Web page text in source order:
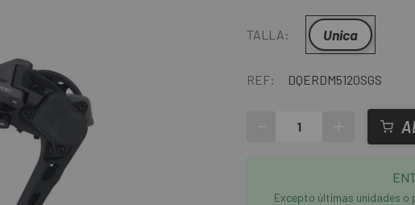
TALLA: Unica
REF: DQERDM5120SGS
Excepto últimas unidades